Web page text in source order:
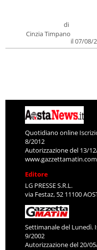
di
Cinzia Timpano
il 07/08/
Quotidiano online
8/2012
Autorizzazione del 13/
www.gazzettamatin.com
Editore
LG PRESSE S.R.L.
via Festaz, 52 11100
Settimanale del Lunedì.
9/2002
Autorizzazione del 20/